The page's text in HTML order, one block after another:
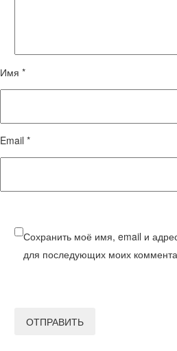
Имя *
Email *
Сохранить моё имя, email и
для последующих моих
ОТПРАВИТЬ